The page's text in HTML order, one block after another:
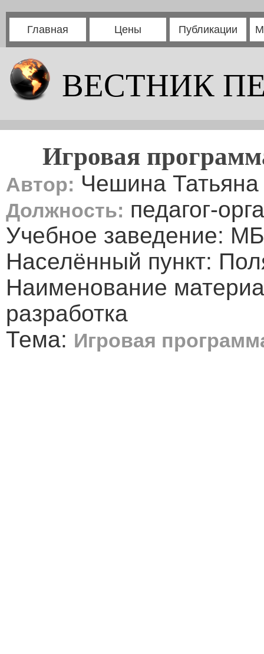
Главная Цены Публикации
ВЕСТНИК
Игровая
Автор: Чешина
Должность: педагог-
Учебное заведение:
Населённый пункт:
Наименование
разработка
Тема: Игровая